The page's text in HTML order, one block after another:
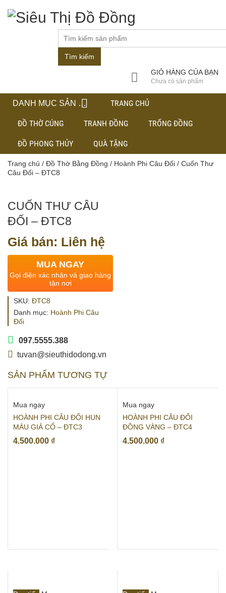
Tìm kiếm
GIỎ HÀNG CỦA BẠN
Chưa có sản phẩm
DANH MỤC SẢN PHẨM TRANG CHỦ
ĐỒ THỜ CÚNG TRANH ĐỒNG TRỐNG ĐỒNG
ĐỒ PHONG THỦY QUÀ TẶNG
Trang chủ / Đồ Thờ Bằng Đồng / Hoành Phi Câu Đối / Cuốn Thư
Câu Đối – ĐTC8
CUỐN THƯ CÂU
ĐỐI – ĐTC8
Giá bán: Liên hệ
MUA NGAY
Gọi điện xác nhận và giao hàng
tận nơi
SKU: ĐTC8
Danh mục: Hoành Phi Câu
Đối
097.5555.388
tuvan@sieuthidodong.vn
SẢN PHẨM TƯƠNG TỰ
Mua ngay
HOÀNH PHI CÂU ĐỐI HUN
MÀU GIẢ CỔ – ĐTC3
4.500.000 ₫
Mua ngay
HOÀNH PHI CÂU ĐỐI
ĐỒNG VÀNG – ĐTC4
4.500.000 ₫